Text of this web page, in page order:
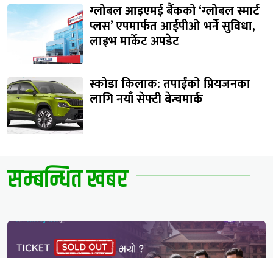
ग्लोबल आइएमई बैंकको ‘ग्लोबल स्मार्ट
प्लस’ एपमार्फत आईपीओ भर्ने सुविधा,
लाइभ मार्केट अपडेट
स्कोडा किलाक: तपाईंको प्रियजनका
लागि नयाँ सेफ्टी बेन्चमार्क
सम्बन्धित खबर